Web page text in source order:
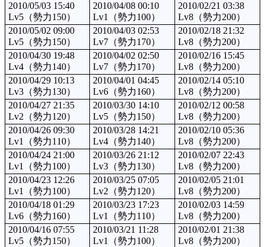
2010/05/03 15:40
Lv5（勢力150）
2010/04/08 00:10
Lv1（勢力100）
2010/02/21 03:38
Lv8（勢力200）
2010/05/02 09:00
Lv5（勢力150）
2010/04/03 02:53
Lv7（勢力170）
2010/02/18 21:32
Lv8（勢力200）
2010/04/30 19:48
Lv4（勢力140）
2010/04/02 02:50
Lv7（勢力170）
2010/02/16 15:45
Lv8（勢力200）
2010/04/29 10:13
Lv3（勢力130）
2010/04/01 04:45
Lv6（勢力160）
2010/02/14 05:10
Lv8（勢力200）
2010/04/27 21:35
Lv2（勢力120）
2010/03/30 14:10
Lv5（勢力150）
2010/02/12 00:58
Lv8（勢力200）
2010/04/26 09:30
Lv1（勢力110）
2010/03/28 14:21
Lv4（勢力140）
2010/02/10 05:36
Lv8（勢力200）
2010/04/24 21:00
Lv1（勢力100）
2010/03/26 21:12
Lv3（勢力130）
2010/02/07 22:43
Lv8（勢力200）
2010/04/23 12:26
Lv1（勢力100）
2010/03/25 07:05
Lv2（勢力120）
2010/02/05 21:01
Lv8（勢力200）
2010/04/18 01:29
Lv6（勢力160）
2010/03/23 17:23
Lv1（勢力110）
2010/02/03 14:59
Lv8（勢力200）
2010/04/16 07:55
Lv5（勢力150）
2010/03/21 11:28
Lv1（勢力100）
2010/02/01 21:38
Lv8（勢力200）